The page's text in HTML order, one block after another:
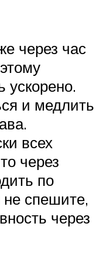
через час
ускорено.
и медлить
всех
через
по
спешите,
через